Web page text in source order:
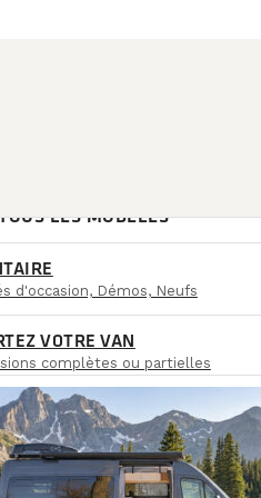
LES MODÈLES
d'occasion, Démos, Neufs
VOTRE VAN
complètes ou partielles